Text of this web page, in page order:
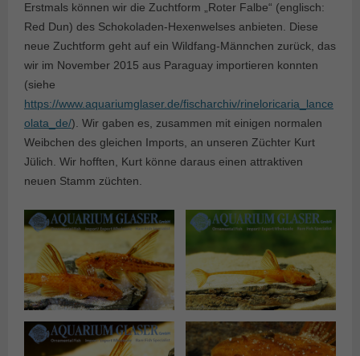
Erstmals können wir die Zuchtform „Roter Falbe“ (englisch:
Red Dun) des Schokoladen-Hexenwelses anbieten. Diese
neue Zuchtform geht auf ein Wildfang-Männchen zurück, das
wir im November 2015 aus Paraguay importieren konnten
(siehe
https://www.aquariumglaser.de/fischarchiv/rineloricaria_lance
olata_de/). Wir gaben es, zusammen mit einigen normalen
Weibchen des gleichen Imports, an unseren Züchter Kurt
Jülich. Wir hofften, Kurt könne daraus einen attraktiven
neuen Stamm züchten.